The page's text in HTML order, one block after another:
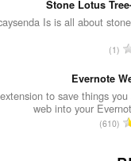
ו
ג
י
ם
:
פ
ר
י
ו
ג
י
ם
Stone Lotus
Is is all about
מ
פ
ר
ד
י
1
Evernote
to save things
web into your
מ610